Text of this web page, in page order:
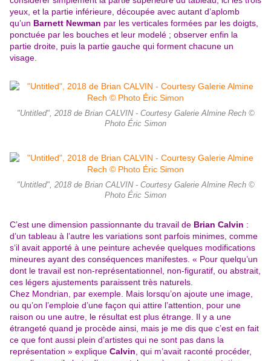
yeux, et la partie inférieure, découpée avec autant d’aplomb
qu’un Barnett Newman par les verticales formées par les doigts,
ponctuée par les bouches et leur modelé ; observer enfin la
partie droite, puis la partie gauche qui forment chacune un
visage.
"Untitled", 2018 de Brian CALVIN - Courtesy Galerie Almine Rech ©
Photo Éric Simon
"Untitled", 2018 de Brian CALVIN - Courtesy Galerie Almine Rech ©
Photo Éric Simon
C’est une dimension passionnante du travail de Brian Calvin :
d’un tableau à l’autre les variations sont parfois minimes, comme
s‘il avait apporté à une peinture achevée quelques modifications
mineures ayant des conséquences manifestes. « Pour quelqu’un
dont le travail est non-représentationnel, non-figuratif, ou abstrait,
ces légers ajustements paraissent très naturels.
Chez Mondrian, par exemple. Mais lorsqu’on ajoute une image,
ou qu’on l’emploie d’une façon qui attire l’attention, pour une
raison ou une autre, le résultat est plus étrange. Il y a une
étrangeté quand je procède ainsi, mais je me dis que c’est en fait
ce que font aussi plein d’artistes qui ne sont pas dans la
représentation » explique Calvin , qui m’avait raconté procéder,